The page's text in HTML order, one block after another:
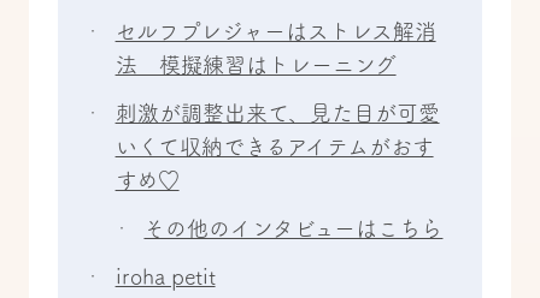
セルフプレジャーはストレス解消
法 模擬練習はトレーニング
刺激が調整出来て、見た目が可愛
いくて収納できるアイテムがおす
すめ♡
その他のインタビューはこちら
iroha petit